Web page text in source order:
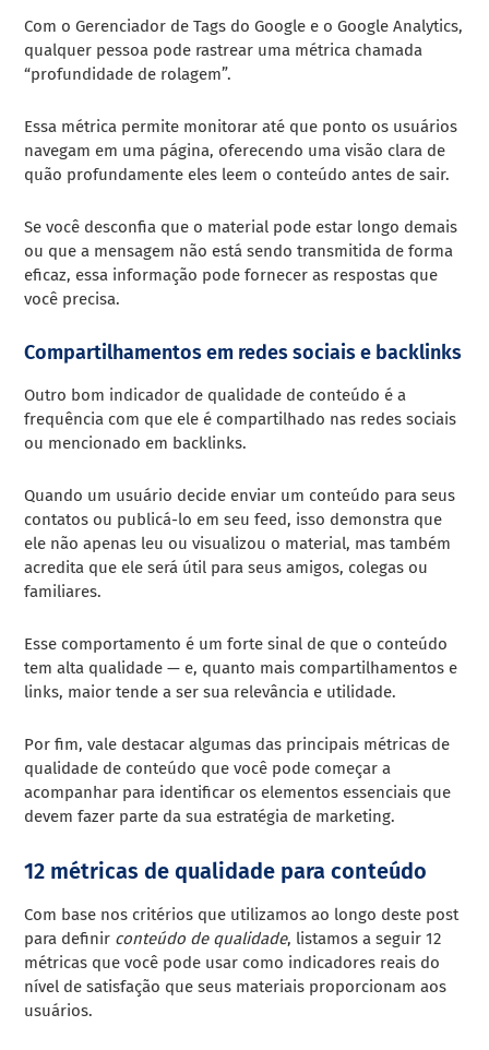
Com o Gerenciador de Tags do Google e o Google Analytics,
qualquer pessoa pode rastrear uma métrica chamada
“profundidade de rolagem”.
Essa métrica permite monitorar até que ponto os usuários
navegam em uma página, oferecendo uma visão clara de
quão profundamente eles leem o conteúdo antes de sair.
Se você desconfia que o material pode estar longo demais
ou que a mensagem não está sendo transmitida de forma
eficaz, essa informação pode fornecer as respostas que
você precisa.
Compartilhamentos em redes sociais e backlinks
Outro bom indicador de qualidade de conteúdo é a
frequência com que ele é compartilhado nas redes sociais
ou mencionado em backlinks.
Quando um usuário decide enviar um conteúdo para seus
contatos ou publicá-lo em seu feed, isso demonstra que
ele não apenas leu ou visualizou o material, mas também
acredita que ele será útil para seus amigos, colegas ou
familiares.
Esse comportamento é um forte sinal de que o conteúdo
tem alta qualidade — e, quanto mais compartilhamentos e
links, maior tende a ser sua relevância e utilidade.
Por fim, vale destacar algumas das principais métricas de
qualidade de conteúdo que você pode começar a
acompanhar para identificar os elementos essenciais que
devem fazer parte da sua estratégia de marketing.
12 métricas de qualidade para conteúdo
Com base nos critérios que utilizamos ao longo deste post
para definir conteúdo de qualidade, listamos a seguir 12
métricas que você pode usar como indicadores reais do
nível de satisfação que seus materiais proporcionam aos
usuários.